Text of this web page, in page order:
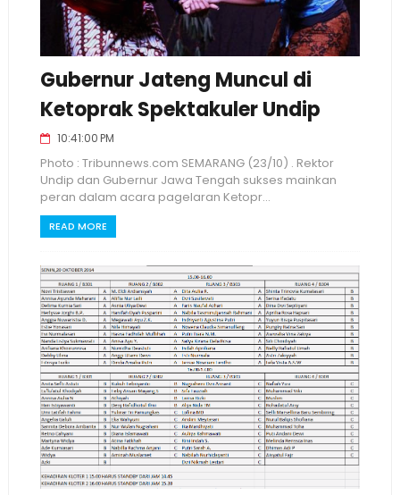
Gubernur Jateng Muncul di
Ketoprak Spektakuler Undip
10:41:00 PM
Photo : Tribunnews.com SEMARANG (23/10) . Rektor
Undip dan Gubernur Jawa Tengah sukses mainkan
peran dalam acara pagelaran Ketopr...
READ MORE